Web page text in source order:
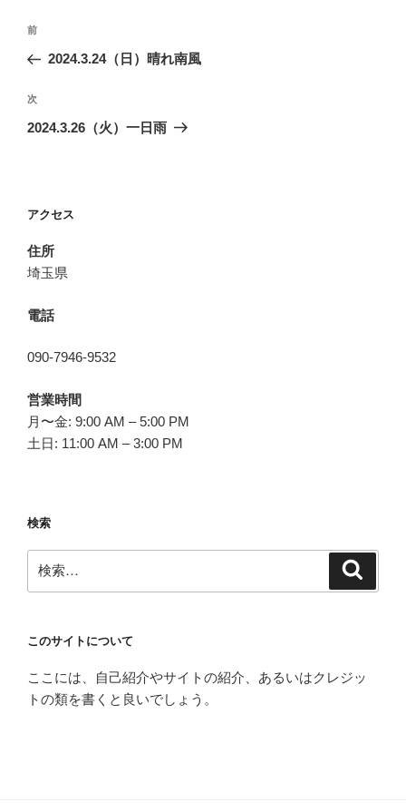
投
ナ
ビ
ゲ
ン
前
の
稿
前
2024.3.24（日）晴れ南風
次
の
次
2024.3.26（火）一日雨
アクセス
住所
埼玉県
電話
090-7946-9532
営業時間
月〜金: 9:00 AM – 5:00 PM
土日: 11:00 AM – 3:00 PM
検索
索:
このサイトについて
ここには、自己紹介やサイトの紹介、あるいはクレジッ
トの類を書くと良いでしょう。